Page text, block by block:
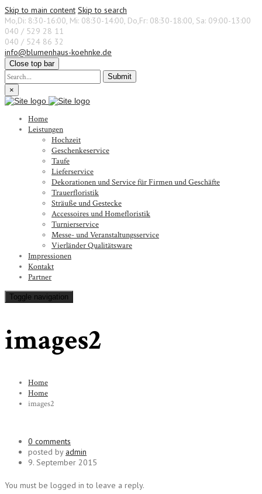
Skip to main content Skip to search
Mo,Di: 8:30-16:00, Mi: 08:30-14:00, Do,Fr: 08:30-18:00, Sa: 09:00-13:00
040 / 529 28 11
040 / 524 86 32
info@blumenhaus-koehnke.de
Close top bar
Submit
×
Home
Leistungen
Hochzeit
Geschenkeservice
Taufe
Lieferservice
Dekorationen und Service für Firmen und Geschäfte
Trauerfloristik
Sträuße und Gestecke
Accessoires und Homefloristik
Turnierservice
Messe- und Veranstaltungsservice
Vierländer Qualitätsware
Impressionen
Kontakt
Partner
Toggle navigation
images2
Home
Home
images2
0 comments
posted by admin
9. September 2015
You must be logged in to leave a reply.